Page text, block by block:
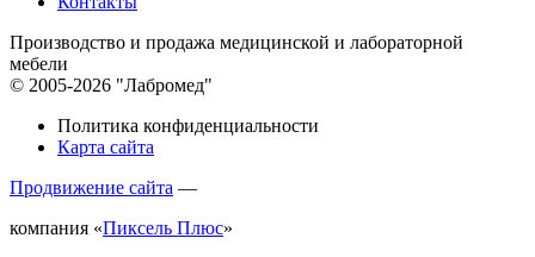
Производство и продажа медицинской и лабораторной
мебели
© 2005-2026 "Лабромед"
Политика конфиденциальности
Карта сайта
Продвижение сайта —
компания «Пиксель Плюс»